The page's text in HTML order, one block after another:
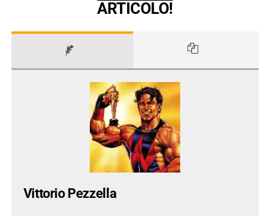
ARTICOLO!
Vittorio Pezzella